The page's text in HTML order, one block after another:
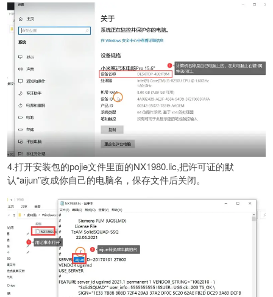
4.打开安装包的pojie文件里面的NX1980.lic,把许可证的默
认“aijun”改成你自己的电脑名，保存文件后关闭。